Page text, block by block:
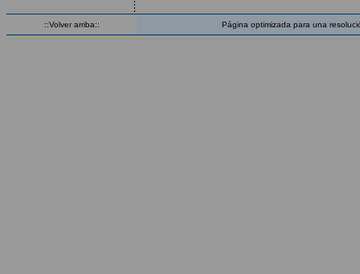
::Volver arriba:: Página optimizada para una